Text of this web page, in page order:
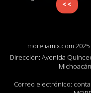
<<
moreliamix.com
Dirección: Avenida
Correo electrónico: